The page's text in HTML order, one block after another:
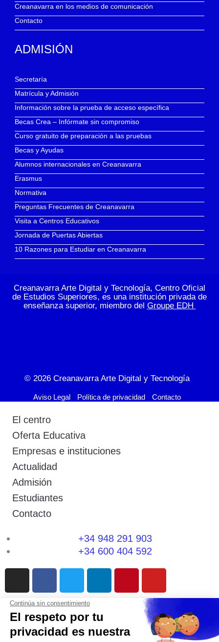
Creanavarra en los medios de comunicación
Contacto
ADMISIÓN
Secretaría
Matrícula y Admisión
Información sobre la prueba de acceso específica
Becas Crea – Infórmate sin compromiso
Curso gratuito de preparación a las pruebas
Becas y Ayudas
Alumnos internacionales en Creanavarra
Erasmus
Normativa
Preguntas Frecuentes de Creanavarra
Visita a Centros Educativos
Jornada de Puertas Abiertas
10 Razones para Estudiar en Creanavarra
Creanavarra Arte Digital y Tecnología, Centro Oficial
de Estudios Superiores, es una institución privada de
enseñanza superior, miembro del Groupe EDH
© 2026 Creanavarra Arte Digital y Tecnología
Aviso Legal Política de privacidad Contacto
El centro
Oferta Educativa
Empresas e instituciones
Actualidad
Admisión
Estudiantes
Contacto
+34 948 291 903
+34 600 404 592
s
t
a
g
e
b
o
t
t
e
e
d
r
u
u
b